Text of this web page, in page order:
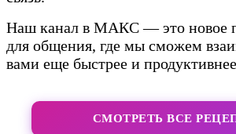
Наш канал в МАКС — это новое
для общения, где мы сможем
вами еще быстрее и
СМОТРЕТЬ ВСЕ